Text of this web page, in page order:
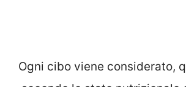
Ogni cibo viene considerato,